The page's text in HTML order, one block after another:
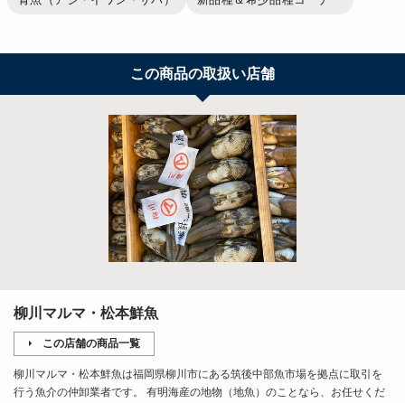
この商品の取扱い店舗
柳川マルマ・松本鮮魚
この店舗の商品一覧
柳川マルマ・松本鮮魚は福岡県柳川市にある筑後中部魚市場を拠点に取引を
行う魚介の仲卸業者です。 有明海産の地物（地魚）のことなら、お任せくだ